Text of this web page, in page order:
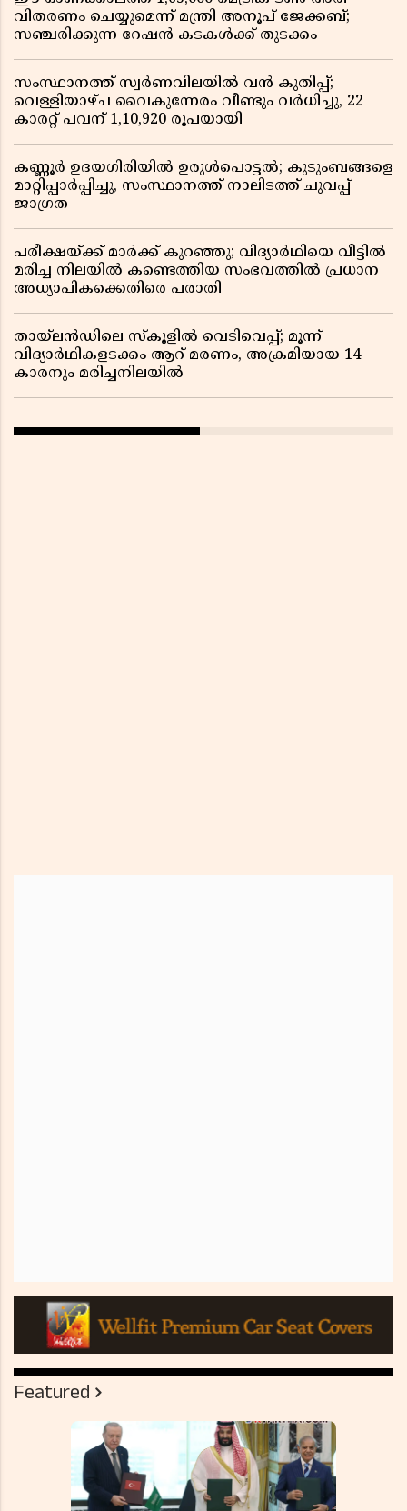
വിതരണം ചെയ്യുമെന്ന് മന്ത്രി അനൂപ് ജേക്കബ്;
സഞ്ചരിക്കുന്ന റേഷൻ കടകൾക്ക് തുടക്കം
സംസ്ഥാനത്ത് സ്വർണവിലയിൽ വൻ കുതിപ്പ്;
വെള്ളിയാഴ്ച വൈകുന്നേരം വീണ്ടും വർധിച്ചു, 22
കാരറ്റ് പവന് 1,10,920 രൂപയായി
കണ്ണൂർ ഉദയഗിരിയിൽ ഉരുൾപൊട്ടൽ; കുടുംബങ്ങളെ
മാറ്റിപ്പാർപ്പിച്ചു, സംസ്ഥാനത്ത് നാലിടത്ത് ചുവപ്പ്
ജാഗ്രത
പരീക്ഷയ്ക്ക് മാർക്ക് കുറഞ്ഞു; വിദ്യാർഥിയെ വീട്ടിൽ
മരിച്ച നിലയിൽ കണ്ടെത്തിയ സംഭവത്തിൽ പ്രധാന
അധ്യാപികക്കെതിരെ പരാതി
തായ്‌ലൻഡിലെ സ്‌കൂളിൽ വെടിവെപ്പ്; മൂന്ന്
വിദ്യാർഥികളടക്കം ആറ് മരണം, അക്രമിയായ 14
കാരനും മരിച്ചനിലയിൽ
Featured